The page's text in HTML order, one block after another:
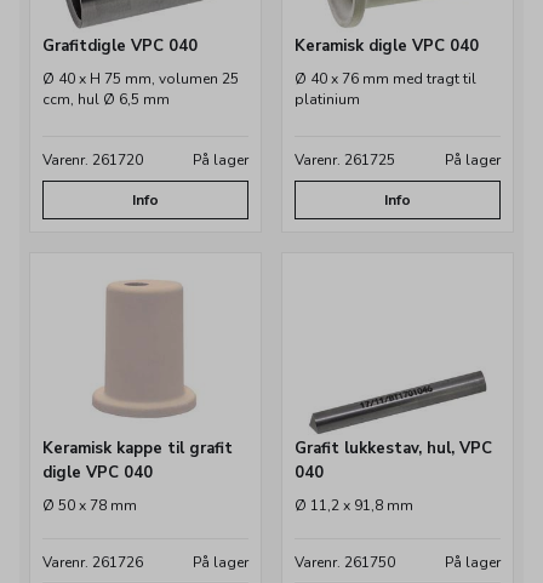
Grafitdigle VPC 040
Ø 40 x H 75 mm, volumen 25
ccm, hul Ø 6,5 mm
Varenr. 261720 På lager
Info
Keramisk digle VPC 040
Ø 40 x 76 mm med tragt til
platinium
Varenr. 261725 På lager
Info
Keramisk kappe til grafit
digle VPC 040
Ø 50 x 78 mm
Varenr. 261726 På lager
Grafit lukkestav, hul, VPC
040
Ø 11,2 x 91,8 mm
Varenr. 261750 På lager